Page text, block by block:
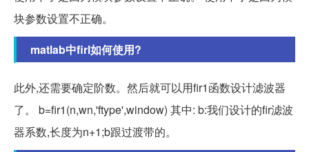
块参数设置不正确。
matlab中firl如何使用?
此外,还需要确定阶数。然后就可以用fir1函数设计滤波器
了。 b=fir1(n,wn,'ftype',window) 其中: b:我们设计的fir滤波
器系数,长度为n+1;b跟过渡带的。